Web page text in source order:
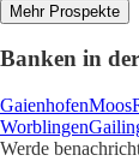
Mehr Prospekte
Banken in
GaienhofenMoos
Worblingen
Werde